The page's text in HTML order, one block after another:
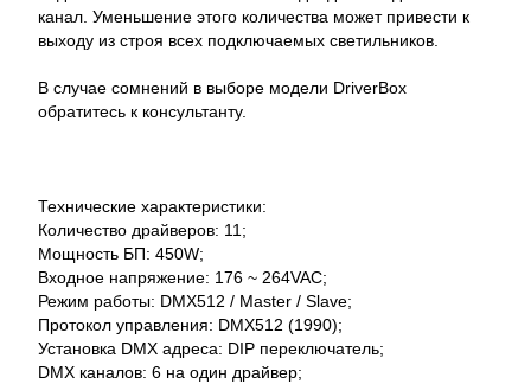
канал. Уменьшение этого количества может привести к
выходу из строя всех подключаемых светильников.
В случае сомнений в выборе модели DriverBox
обратитесь к консультанту.
Технические характеристики:
Количество драйверов: 11;
Мощность БП: 450W;
Входное напряжение: 176 ~ 264VAC;
Режим работы: DMX512 / Master / Slave;
Протокол управления: DMX512 (1990);
Установка DMX адреса: DIP переключатель;
DMX каналов: 6 на один драйвер;